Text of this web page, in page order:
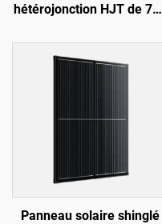
hétérojonction HJT de 720
740-66M-T12H,
rendement de 23,82 %
Panneau solaire shinglé